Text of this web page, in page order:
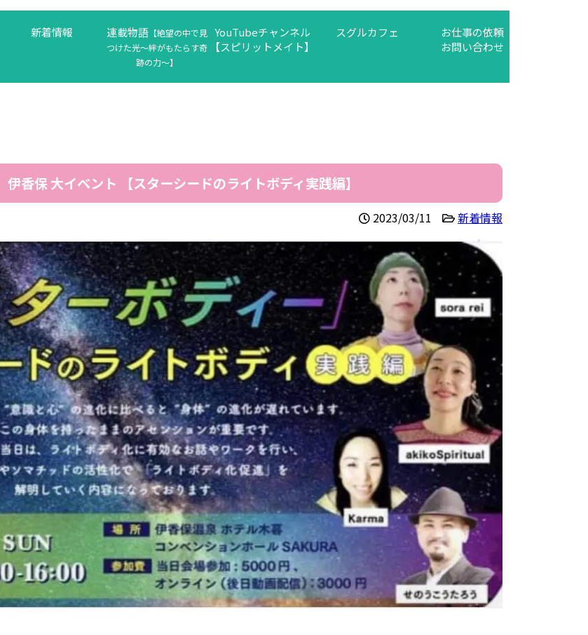
新着情報 連載物語 【絶望の中で見
つけた光〜絆がもたらす奇
跡の力〜】
YouTubeチャンネル
【スピリットメイト】
スグルカフェ
お仕事の依頼
お問い合わせ
香保 大イベント 【スターシードのライトボディ実践編】
2023/03/11 新着情報